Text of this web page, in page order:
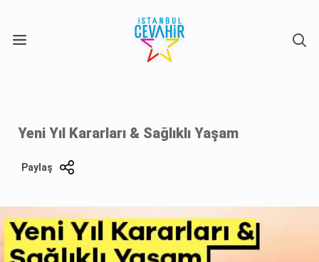
Yeni Yıl Kararları & Sağlıklı Yaşam
Paylaş